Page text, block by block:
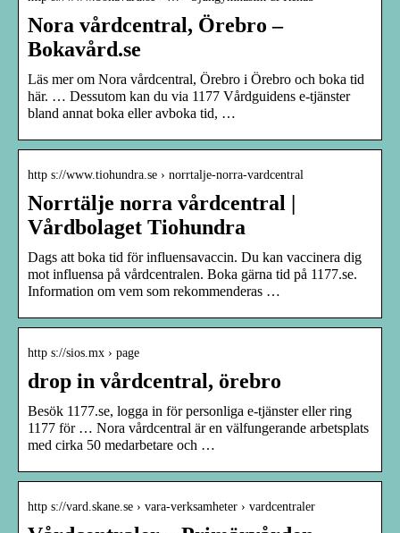
Nora vårdcentral, Örebro –
Bokavård.se
Läs mer om Nora vårdcentral, Örebro i Örebro och boka tid
här. … Dessutom kan du via 1177 Vårdguidens e-tjänster
bland annat boka eller avboka tid, …
http s://www.tiohundra.se › norrtalje-norra-vardcentral
Norrtälje norra vårdcentral |
Vårdbolaget Tiohundra
Dags att boka tid för influensavaccin. Du kan vaccinera dig
mot influensa på vårdcentralen. Boka gärna tid på 1177.se.
Information om vem som rekommenderas …
http s://sios.mx › page
drop in vårdcentral, örebro
Besök 1177.se, logga in för personliga e-tjänster eller ring
1177 för … Nora vårdcentral är en välfungerande arbetsplats
med cirka 50 medarbetare och …
http s://vard.skane.se › vara-verksamheter › vardcentraler